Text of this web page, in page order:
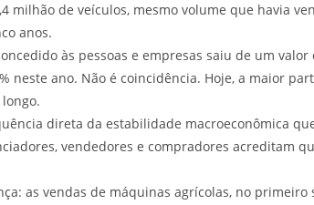
milhão de veículos, mesmo volume que havia
anos.
às pessoas e empresas saiu de um valor
neste ano. Não é coincidência. Hoje, a maior
direta da estabilidade macroeconômica
vendedores e compradores acreditam
as vendas de máquinas agrícolas, no primeiro